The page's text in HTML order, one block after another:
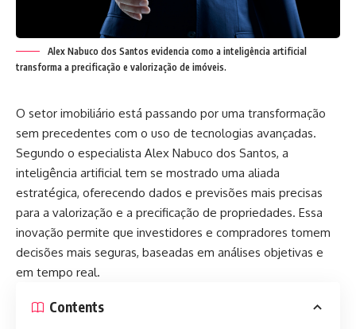
Alex Nabuco dos Santos evidencia como a inteligência artificial
transforma a precificação e valorização de imóveis.
O setor imobiliário está passando por uma transformação
sem precedentes com o uso de tecnologias avançadas.
Segundo o especialista Alex Nabuco dos Santos, a
inteligência artificial tem se mostrado uma aliada
estratégica, oferecendo dados e previsões mais precisas
para a valorização e a precificação de propriedades. Essa
inovação permite que investidores e compradores tomem
decisões mais seguras, baseadas em análises objetivas e
em tempo real.
Contents